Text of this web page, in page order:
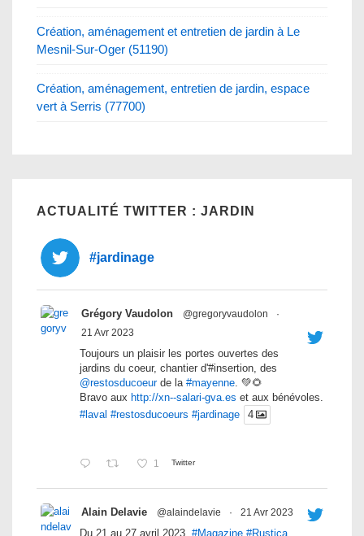
Création, aménagement et entretien de jardin à Le
Mesnil-Sur-Oger (51190)
Création, aménagement, entretien de jardin, espace
vert à Serris (77700)
ACTUALITÉ TWITTER : JARDIN
#jardinage
Grégory Vaudolon @gregoryvaudolon
·
21 Avr 2023
Toujours un plaisir les portes ouvertes des
jardins du coeur, chantier d'#insertion, des
@restosducoeurde la #mayenne. 💚🌻
Bravo aux http://xn--salari-gva.es et aux bénévoles.
#laval #restosducoeurs #jardinage 4
1 Twitter
Alain Delavie @alaindelavie · 21 Avr 2023
Du 21 au 27 avril 2023, #Magazine #Rustica